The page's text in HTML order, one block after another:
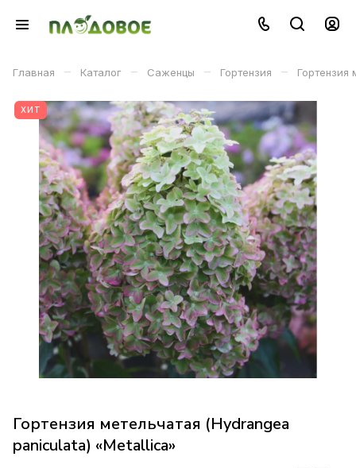
Главная – Каталог – Саженцы – Гортензия –
ХИТ
Гортензия метельчатая (Hydrangea
paniculata) «Metallica»